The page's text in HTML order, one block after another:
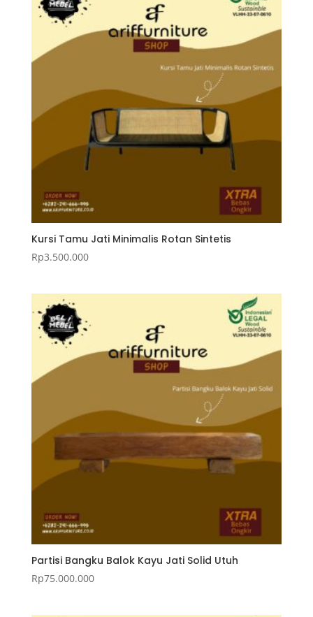
Kursi Tamu Jati Minimalis Rotan Sintetis
Rp3.500.000
Partisi Bangku Balok Kayu Jati Solid Utuh
Rp75.000.000